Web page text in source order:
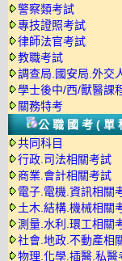
警察類考試
專技證照考試
律師法官考試
教職考試
調查局.國安局.外交
學士後中/西/獸醫課
關務特考
公職國考(單
共同科目
行政.司法相關考試
商業.會計相關考試
電子.電機.資訊相關
土木.結構.機械相關
測量.水利.環工相關
社會.地政.不動產相
物理.化學.插醫.私醫